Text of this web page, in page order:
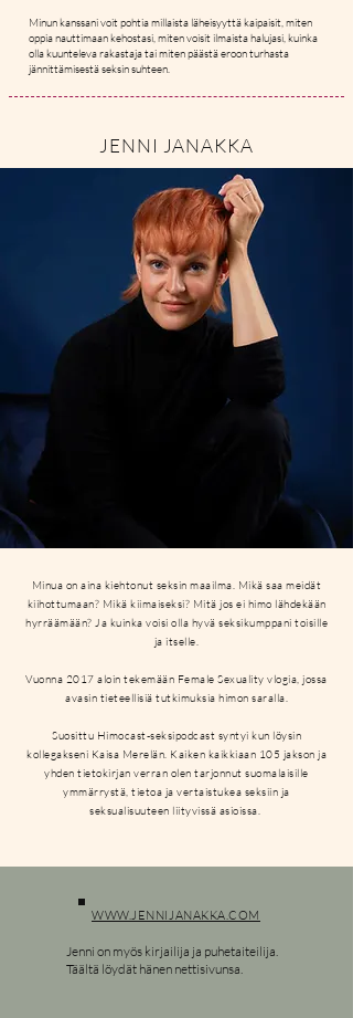
Minun kanssani voit pohtia millaista läheisyyttä kaipaisit, miten
oppia nauttimaan kehostasi, miten voisit ilmaista halujasi, kuinka
olla kuunteleva rakastaja tai miten päästä eroon turhasta
jännittämisestä seksin suhteen.
JENNI JANAKKA
Minua on aina kiehtonut seksin maailma. Mikä saa meidät
kiihottumaan? Mikä kiimaiseksi? Mitä jos ei himo lähdekään
hyrräämään? Ja kuinka voisi olla hyvä seksikumppani toisille
ja itselle.
Vuonna 2017 aloin tekemään Female Sexuality vlogia, jossa
avasin tieteellisiä tutkimuksia himon saralla.
Suosittu Himocast-seksipodcast syntyi kun löysin
kollegakseni Kaisa Merelän. Kaiken kaikkiaan 105 jakson ja
yhden tietokirjan verran olen tarjonnut suomalaisille
ymmärrystä, tietoa ja vertaistukea seksiin ja
seksualisuuteen liityvissä asioissa.
WWW.JENNIJANAKKA.COM
Jenni on myös kirjailija ja puhetaiteilija.
Täältä löydät hänen nettisivunsa.